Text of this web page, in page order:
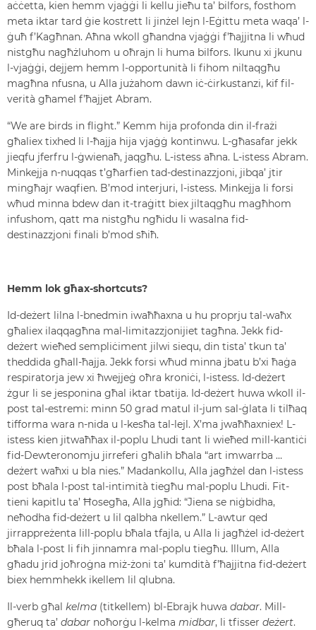
aċċetta, kien hemm vjaġġi li kellu jieħu ta’ bilfors, fosthom
meta iktar tard ġie kostrett li jinżel lejn l-Eġittu meta waqa’ l-
ġuħ f’Kagħnan. Aħna wkoll għandna vjaġġi f’ħajjitna li wħud
nistgħu nagħżluhom u oħrajn li huma bilfors. Ikunu xi jkunu
l-vjaġġi, dejjem hemm l-opportunità li fihom niltaqgħu
magħna nfusna, u Alla jużahom dawn iċ-ċirkustanzi, kif fil-
verità għamel f’ħajjet Abram.
“We are birds in flight.” Kemm hija profonda din il-frażi
għaliex tixhed li l-ħajja hija vjaġġ kontinwu. L-għasafar jekk
jieqfu jferfru l-ġwienaħ, jaqgħu. L-istess aħna. L-istess Abram.
Minkejja n-nuqqas t’għarfien tad-destinazzjoni, jibqa’ jtir
mingħajr waqfien. B’mod interjuri, l-istess. Minkejja li forsi
wħud minna bdew dan it-traġitt biex jiltaqgħu magħhom
infushom, qatt ma nistgħu ngħidu li wasalna fid-
destinazzjoni finali b’mod sħiħ.
Hemm lok għax-shortcuts?
Id-deżert lilna l-bnedmin iwaħħaxna u hu proprju tal-waħx
għaliex ilaqqagħna mal-limitazzjonijiet tagħna. Jekk fid-
deżert wieħed sempliċiment jilwi siequ, din tista’ tkun ta’
theddida għall-ħajja. Jekk forsi wħud minna jbatu b’xi ħaġa
respiratorja jew xi ħwejjeġ oħra kroniċi, l-istess. Id-deżert
żgur li se jesponina għal iktar tbatija. Id-deżert huwa wkoll il-
post tal-estremi: minn 50 grad matul il-jum sal-ġlata li tilħaq
tifforma wara n-nida u l-kesħa tal-lejl. X’ma jwaħħaxniex! L-
istess kien jitwaħħax il-poplu Lhudi tant li wieħed mill-kantiċi
fid-Dewteronomju jirreferi għalih bħala “art imwarrba …
deżert waħxi u bla nies.” Madankollu, Alla jagħżel dan l-istess
post bħala l-post tal-intimità tiegħu mal-poplu Lhudi. Fit-
tieni kapitlu ta’ Ħosegħa, Alla jgħid: “Jiena se niġbidha,
neħodha fid-deżert u lil qalbha nkellem.” L-awtur qed
jirrappreżenta lill-poplu bħala tfajla, u Alla li jagħżel id-deżert
bħala l-post li fih jinnamra mal-poplu tiegħu. Illum, Alla
għadu jrid joħroġna miż-żoni ta’ kumdità f’ħajjitna fid-deżert
biex hemmhekk ikellem lil qlubna.
Il-verb għal kelma (titkellem) bl-Ebrajk huwa dabar. Mill-
għeruq ta’ dabar noħorġu l-kelma midbar, li tfisser deżert.